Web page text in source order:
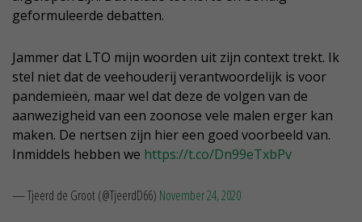
geformuleerde debatten.
Jammer dat LTO mijn woorden uit zijn context trekt. Ik
stel niet dat de veehouderij verantwoordelijk is voor
pandemieën, maar wel dat deze de volgen van de
aanwezigheid van een zoonose vele malen erger kan
maken. De nertsen zijn hier een goed voorbeeld van.
Inmiddels hebben we https://t.co/Dn99eTxbPv
— Tjeerd de Groot (@TjeerdD66) November 24, 2020